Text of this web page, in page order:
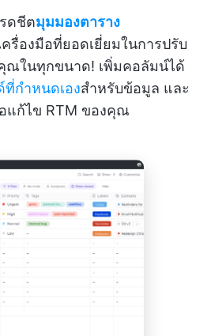
ดชีตมุมมองตาราง
ครื่องมือที่ยอดเยี่ยมในการปรับ
ณในทุกขนาด! เพิ่มคอลัมน์ได้
ที่กำหนดเองสำหรับข้อมูล และ
แก้ไข RTM ของคุณ